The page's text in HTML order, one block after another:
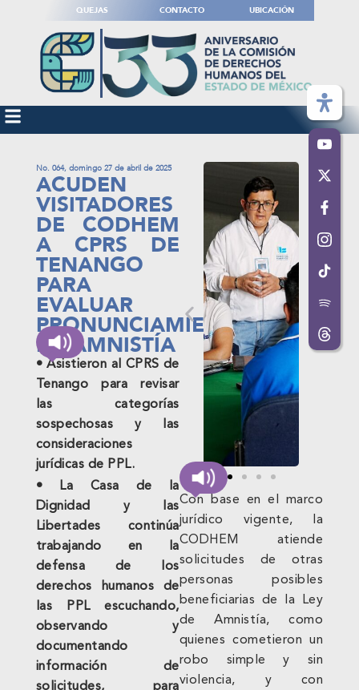
QUEJAS CONTACTO UBICACIÓN
No. 064, domingo 27 de abril de 2025
ACUDEN
VISITADORES
DE CODHEM
A CPRS DE
TENANGO
PARA
EVALUAR
PRONUNCIAMIENTOS
DE AMNISTÍA
• Asistieron al CPRS de
Tenango para revisar
las categorías
sospechosas y las
consideraciones
jurídicas de PPL.
• La Casa de la
Dignidad y las
Libertades continúa
trabajando en la
defensa de los
derechos humanos de
las PPL escuchando,
observando y
documentando
información de
solicitudes, para
Con base en el marco
jurídico vigente, la
CODHEM atiende
solicitudes de otras
personas posibles
beneficiarias de la Ley
de Amnistía, como
quienes cometieron un
robo simple y sin
violencia, y con